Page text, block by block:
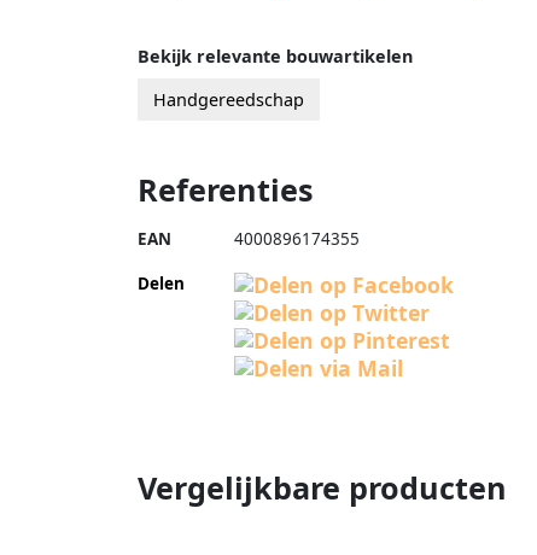
Bekijk relevante bouwartikelen
Handgereedschap
Referenties
EAN 4000896174355
Delen
Vergelijkbare producten